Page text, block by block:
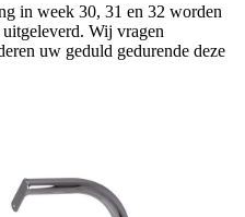
in week 30, 31 en 32 worden
Wij vragen
uw geduld gedurende deze